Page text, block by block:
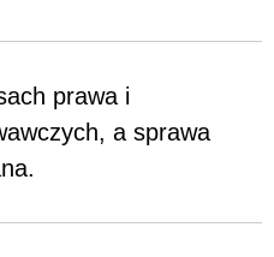
prawa i
a sprawa